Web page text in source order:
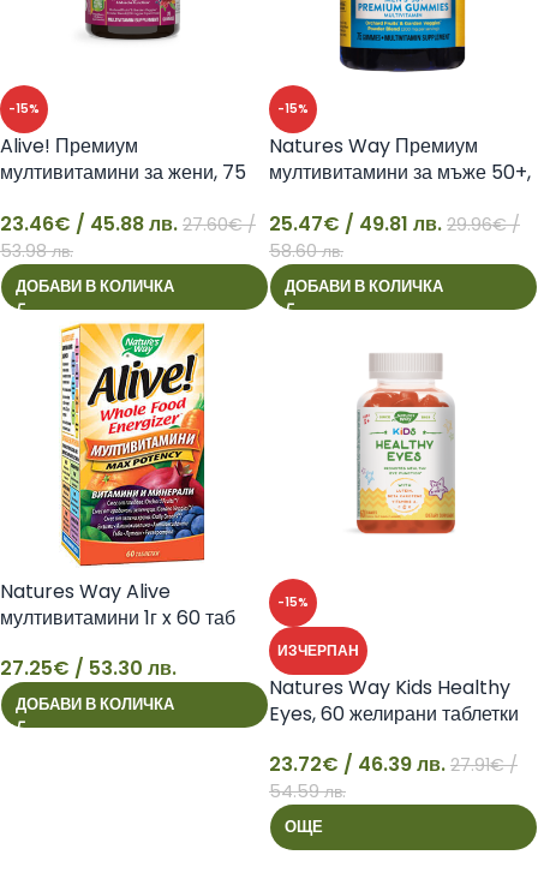
-15%
23
Alive! Премиум
мултивитамини за жени, 75
23.46€ / 45.88 лв. 27.60€/
53.98 лв.
ДОБАВИ В КОЛИЧКА
-15%
25
Natures Way Премиум
мултивитамини за мъже 50+,
25.47€ / 49.81 лв. 29.96€/
58.60 лв.
ДОБАВИ В КОЛИЧКА
27
Natures Way Alive
мултивитамини 1г x 60 таб
27.25€ / 53.30 лв.
ДОБАВИ В КОЛИЧКА
-15%
ИЗЧЕРПАН
23
Natures Way Kids Healthy
Eyes, 60 желирани таблетки
23.72€ / 46.39 лв. 27.91€/
54.59 лв.
ОЩЕ